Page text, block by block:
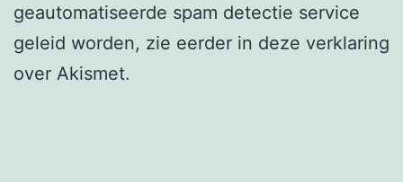
geautomatiseerde spam detectie service
geleid worden, zie eerder in deze verklaring
over Akismet.